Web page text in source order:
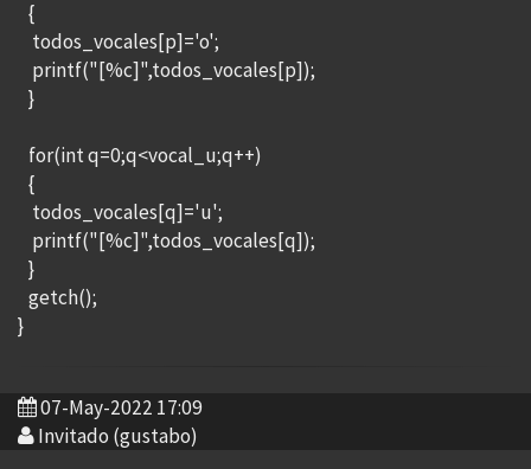
{
todos_vocales[p]='o';
printf("[%c]",todos_vocales[p]);
}
for(int q=0;q<vocal_u;q++)
{
todos_vocales[q]='u';
printf("[%c]",todos_vocales[q]);
}
getch();
}
07-May-2022 17:09
Invitado (gustabo)